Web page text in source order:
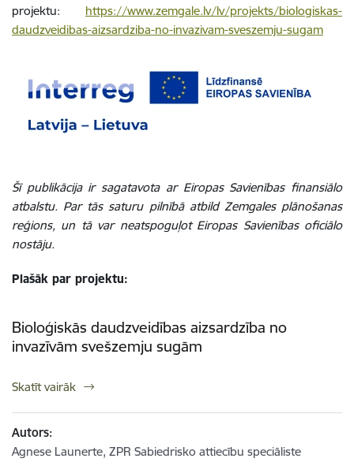
projektu: https://www.zemgale.lv/lv/projekts/biologiskas-
daudzveidibas-aizsardziba-no-invazivam-sveszemju-sugam
Šī publikācija ir sagatavota ar Eiropas Savienības finansiālo
atbalstu. Par tās saturu pilnībā atbild Zemgales plānošanas
reģions, un tā var neatspoguļot Eiropas Savienības oficiālo
nostāju.
Plašāk par projektu:
Bioloģiskās daudzveidības aizsardzība no
invazīvām svešzemju sugām
Skatīt vairāk
Autors:
Agnese Launerte, ZPR Sabiedrisko attiecību speciāliste